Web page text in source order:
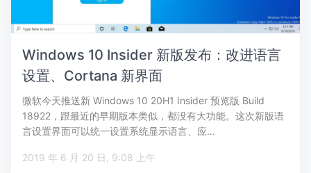
Windows 10 Insider 新版发布：改进语言
设置、Cortana 新界面
微软今天推送新 Windows 10 20H1 Insider 预览版 Build
18922，跟最近的早期版本类似，都没有大功能。这次新版语
言设置界面可以统一设置系统显示语言、应…
2019 年 6 月 20 日, 9:08 上午